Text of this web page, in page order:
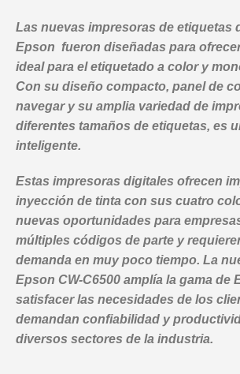
Las nuevas impresoras de etiquetas
Epson fueron diseñadas para
ideal para el etiquetado a color y
Con su diseño compacto, panel de
navegar y su amplia variedad de
diferentes tamaños de etiquetas, es
inteligente.
Estas impresoras digitales ofrecen
inyección de tinta con sus cuatro
nuevas oportunidades para
múltiples códigos de parte y
demanda en muy poco tiempo. La
Epson CW-C6500 amplía la gama de
satisfacer las necesidades de los
demandan confiabilidad y
diversos sectores de la industria.